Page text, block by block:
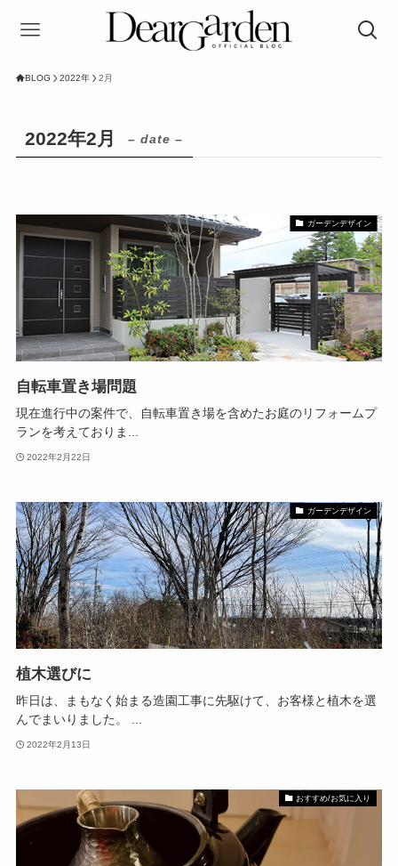
BLOG 2022年 2月
2022年2月 – date –
ガーデンデザイン
自転車置き場問題
現在進行中の案件で、自転車置き場を含めたお庭のリフォームプ
ランを考えておりま...
2022年2月22日
ガーデンデザイン
植木選びに
昨日は、まもなく始まる造園工事に先駆けて、お客様と植木を選
んでまいりました。 ...
2022年2月13日
おすすめ/お気に入り